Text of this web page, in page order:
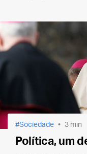
Sociedade 3 min
Política, um